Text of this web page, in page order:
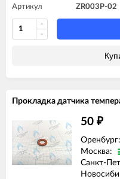
Артикул ZR003P-02
Прокладка датчика
50 ₽
Оренбург:
Москва:
Санкт-